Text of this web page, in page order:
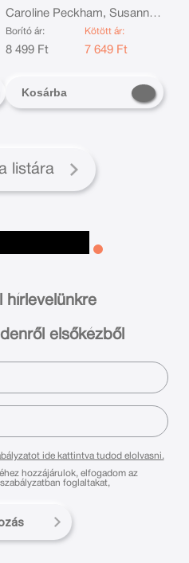
Caroline Peckham, Susanne
Valenti
Borító ár:
8 499 Ft
Kötött ár:
7 649 Ft
Kosárba
listára
hírlevelünkre
elsőkézből
ide kattintva tudod elolvasni.
hozzájárulok, elfogadom az
adatvédelmi és adatkezelési szabályzatban foglaltakat,